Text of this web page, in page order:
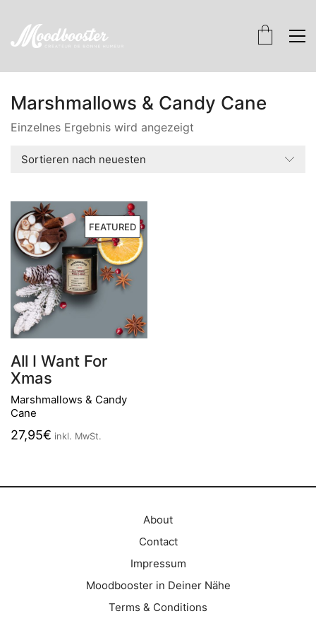
Marshmallows & Candy Cane
Einzelnes Ergebnis wird angezeigt
Sortieren nach neuesten
FEATURED
All I Want For
Xmas
Marshmallows & Candy
Cane
27,95€ inkl. MwSt.
About
Contact
Impressum
Moodbooster in Deiner Nähe
Terms & Conditions